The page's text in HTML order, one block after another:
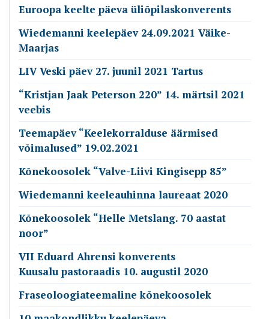
Euroopa keelte päeva üliõpilaskonverents
Wiedemanni keelepäev 24.09.2021 Väike-
Maarjas
LIV Veski päev 27. juunil 2021 Tartus
“Kristjan Jaak Peterson 220” 14. märtsil 2021
veebis
Teemapäev “Keelekorralduse äärmised
võimalused” 19.02.2021
Kõnekoosolek “Valve-Liivi Kingisepp 85”
Wiedemanni keeleauhinna laureaat 2020
Kõnekoosolek “Helle Metslang. 70 aastat
noor”
VII Eduard Ahrensi konverents
Kuusalu pastoraadis 10. augustil 2020
Fraseoloogiateemaline kõnekoosolek